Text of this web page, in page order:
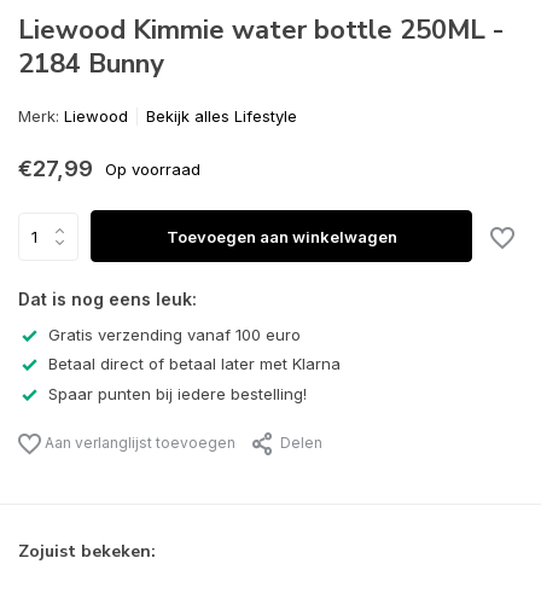
Liewood Kimmie water bottle 250ML -
2184 Bunny
Merk: Liewood Bekijk alles Lifestyle
€27,99 Op voorraad
Toevoegen aan winkelwagen
Dat is nog eens leuk:
Gratis verzending vanaf 100 euro
Betaal direct of betaal later met Klarna
Spaar punten bij iedere bestelling!
Aan verlanglijst toevoegen Delen
Zojuist bekeken: